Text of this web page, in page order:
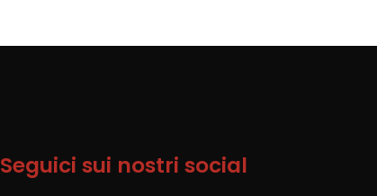
Seguici sui nostri social